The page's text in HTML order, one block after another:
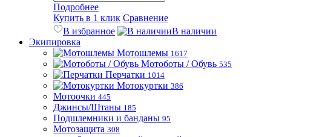
Подробнее
Купить в 1 клик Сравнение
В избранное
В наличии
Экипировка
Мотошлемы 1617
Мотоботы / Обувь 535
Перчатки 1014
Мотокуртки 386
Мотоочки 445
Джинсы/Штаны 185
Подшлемники и банданы 95
Мотозащита 308